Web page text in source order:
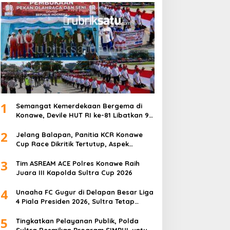
1
Semangat Kemerdekaan Bergema di
Konawe, Devile HUT RI ke-81 Libatkan 98
2
Jelang Balapan, Panitia KCR Konawe
Cup Race Dikritik Tertutup, Aspek
3
Tim ASREAM ACE Polres Konawe Raih
Juara III Kapolda Sultra Cup 2026
4
Unaaha FC Gugur di Delapan Besar Liga
4 Piala Presiden 2026, Sultra Tetap
5
Tingkatkan Pelayanan Publik, Polda